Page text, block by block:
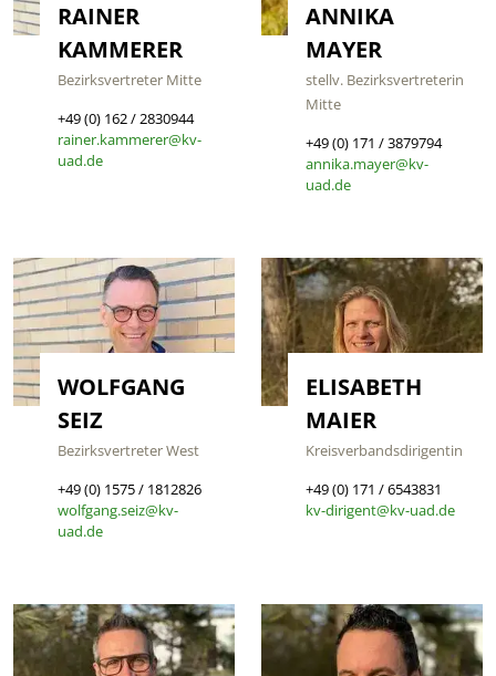
RAINER
KAMMERER
Bezirksvertreter Mitte
+49 (0) 162 / 2830944
rainer.kammerer@kv-
uad.de
ANNIKA
MAYER
stellv. Bezirksvertreterin
Mitte
+49 (0) 171 / 3879794
annika.mayer@kv-
uad.de
WOLFGANG
SEIZ
Bezirksvertreter West
+49 (0) 1575 / 1812826
wolfgang.seiz@kv-
uad.de
ELISABETH
MAIER
Kreisverbandsdirigentin
+49 (0) 171 / 6543831
kv-dirigent@kv-uad.de